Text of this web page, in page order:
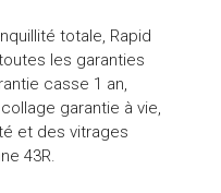
totale, Rapid
les garanties
casse 1 an,
garantie à vie,
et des vitrages
43R.